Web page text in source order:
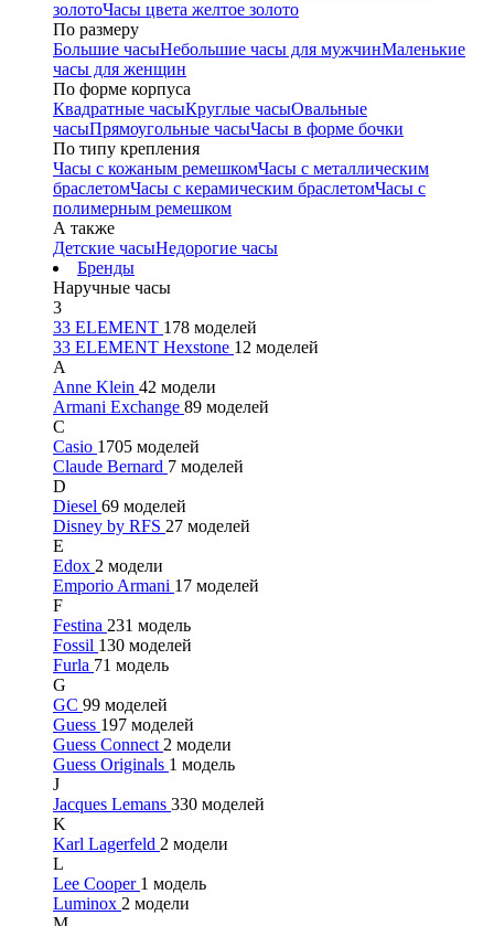
золотоЧасы цвета желтое золото
По размеру
Большие часыНебольшие часы для мужчинМаленькие
часы для женщин
По форме корпуса
Квадратные часыКруглые часыОвальные
часыПрямоугольные часыЧасы в форме бочки
По типу крепления
Часы с кожаным ремешкомЧасы с металлическим
браслетомЧасы с керамическим браслетомЧасы с
полимерным ремешком
А также
Детские часыНедорогие часы
Бренды
Наручные часы
3
33 ELEMENT 178 моделей
33 ELEMENT Hexstone 12 моделей
A
Anne Klein 42 модели
Armani Exchange 89 моделей
C
Casio 1705 моделей
Claude Bernard 7 моделей
D
Diesel 69 моделей
Disney by RFS 27 моделей
E
Edox 2 модели
Emporio Armani 17 моделей
F
Festina 231 модель
Fossil 130 моделей
Furla 71 модель
G
GC 99 моделей
Guess 197 моделей
Guess Connect 2 модели
Guess Originals 1 модель
J
Jacques Lemans 330 моделей
K
Karl Lagerfeld 2 модели
L
Lee Cooper 1 модель
Luminox 2 модели